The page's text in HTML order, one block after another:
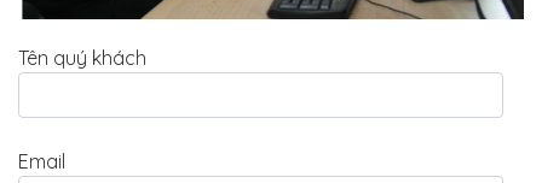
Tên quý khách
Email